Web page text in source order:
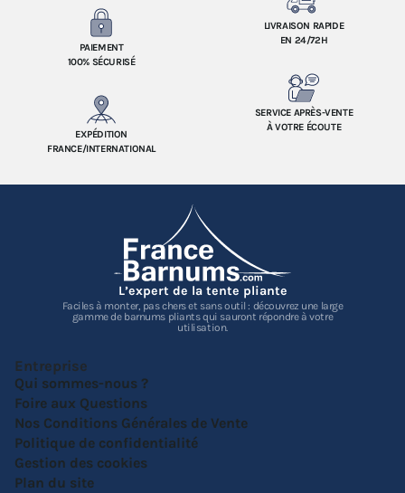
PAIEMENT
100% SÉCURISÉ
LIVRAISON RAPIDE
EN 24/72H
EXPÉDITION
FRANCE/INTERNATIONAL
SERVICE APRÈS-VENTE
À VOTRE ÉCOUTE
L’expert de la tente pliante
Faciles à monter, pas chers et sans outil : découvrez une large
gamme de barnums pliants qui sauront répondre à votre
utilisation.
Entreprise
Qui sommes-nous ?
Foire aux Questions
Nos Conditions Générales de Vente
Politique de confidentialité
Gestion des cookies
Plan du site